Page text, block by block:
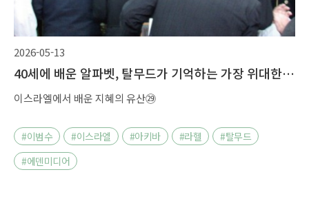
2026-05-13
40세에 배운 알파벳, 탈무드가 기억하는 가장 위대한
출발
이스라엘에서 배운 지혜의 유산㉙
#이범수 #이스라엘 #아키바 #라헬
#탈무드
#에덴미디어